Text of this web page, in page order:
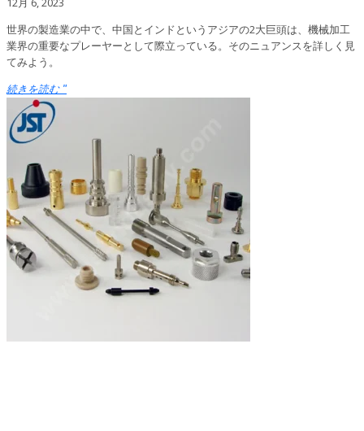
世界の製造業の中で、中国とインドというアジアの2大巨頭は、機械加工
業界の重要なプレーヤーとして際立っている。そのニュアンスを詳しく見
てみよう。
続きを読む "